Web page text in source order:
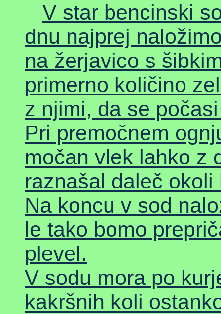
V star bencinski
dnu najprej
na žerjavico s
primerno količino
z njimi, da se
Pri premočnem
močan vlek lahko z
raznašal daleč okoli
Na koncu v sod
le tako bomo
plevel.
V sodu mora po
kakršnih koli